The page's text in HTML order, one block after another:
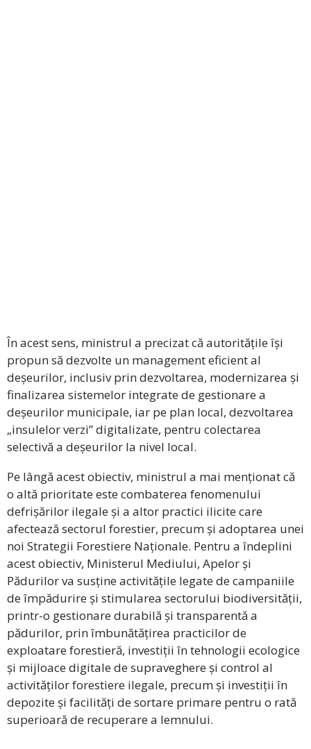
În acest sens, ministrul a precizat că autoritățile își
propun să dezvolte un management eficient al
deșeurilor, inclusiv prin dezvoltarea, modernizarea și
finalizarea sistemelor integrate de gestionare a
deșeurilor municipale, iar pe plan local, dezvoltarea
„insulelor verzi” digitalizate, pentru colectarea
selectivă a deșeurilor la nivel local.
Pe lângă acest obiectiv, ministrul a mai menționat că
o altă prioritate este combaterea fenomenului
defrișărilor ilegale și a altor practici ilicite care
afectează sectorul forestier, precum și adoptarea unei
noi Strategii Forestiere Naționale. Pentru a îndeplini
acest obiectiv, Ministerul Mediului, Apelor și
Pădurilor va susține activitățile legate de campaniile
de împădurire și stimularea sectorului biodiversității,
printr-o gestionare durabilă și transparentă a
pădurilor, prin îmbunătățirea practicilor de
exploatare forestieră, investiții în tehnologii ecologice
și mijloace digitale de supraveghere și control al
activităților forestiere ilegale, precum și investiții în
depozite și facilități de sortare primare pentru o rată
superioară de recuperare a lemnului.